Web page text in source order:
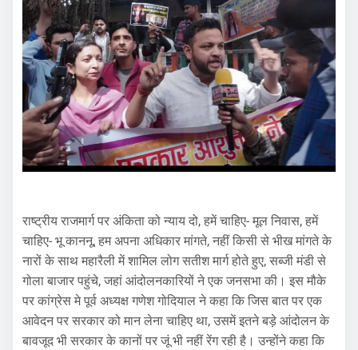
राष्ट्रीय राजमार्ग पर अंकिता को न्याय दो, हमें चाहिए- मूल निवास, हमें
चाहिए- भू काननू, हम अपना अधिकार मांगते, नहीं किसी से भीख मांगते के
नारों के साथ महारैली में शामिल लोग सतीश मार्ग होते हुए, सब्जी मंडी से
गोला बाजार पहुंचे, जहां आंदोलनकारियों ने एक जनसभा की। इस मौके
पर कांग्रेस मे पूर्व अध्यक्ष गणेश गोदियाल ने कहा कि जिस बात पर एक
आवेदन पर सरकार को मान लेना चाहिए था, उसमें इतने बड़े आंदोलन के
बावजूद भी सरकार के कानों पर जूं भी नहीं रेंग रही है। उन्होंने कहा कि